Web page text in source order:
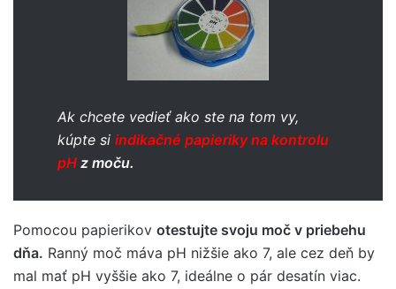
Ak chcete vedieť ako ste na tom vy,
kúpte si indikačné papieriky na kontrolu
pH z moču.
Pomocou papierikov otestujte svoju moč v priebehu
dňa. Ranný moč máva pH nižšie ako 7, ale cez deň by
mal mať pH vyššie ako 7, ideálne o pár desatín viac.